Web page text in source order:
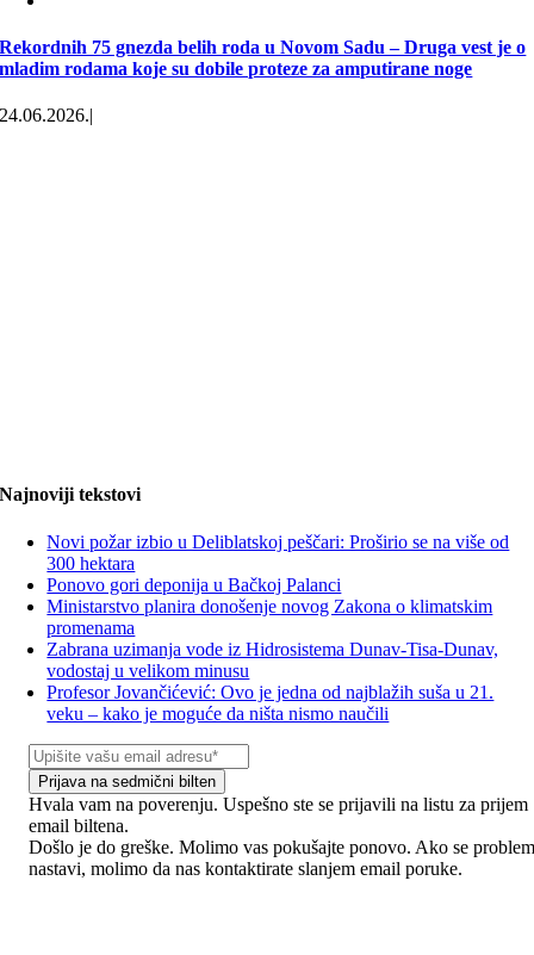
Rekordnih 75 gnezda belih roda u Novom Sadu – Druga vest je o
mladim rodama koje su dobile proteze za amputirane noge
24.06.2026.|
Najnoviji tekstovi
Novi požar izbio u Deliblatskoj peščari: Proširio se na više od
300 hektara
Ponovo gori deponija u Bačkoj Palanci
Ministarstvo planira donošenje novog Zakona o klimatskim
promenama
Zabrana uzimanja vode iz Hidrosistema Dunav-Tisa-Dunav,
vodostaj u velikom minusu
Profesor Jovančićević: Ovo je jedna od najblažih suša u 21.
veku – kako je moguće da ništa nismo naučili
Prijava na sedmični bilten
Hvala vam na poverenju. Uspešno ste se prijavili na listu za prijem
email biltena.
Došlo je do greške. Molimo vas pokušajte ponovo. Ako se
nastavi, molimo da nas kontaktirate slanjem email poruke.